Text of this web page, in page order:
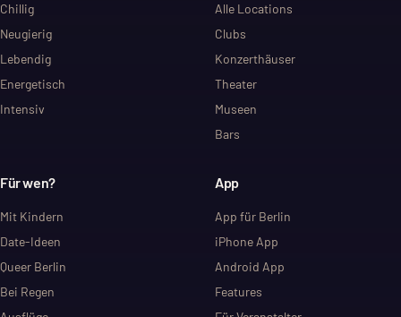
Chillig
Neugierig
Lebendig
Energetisch
Intensiv
Alle Locations
Clubs
Konzerthäuser
Theater
Museen
Bars
Für wen?
Mit Kindern
Date-Ideen
Queer Berlin
Bei Regen
App
App für Berlin
iPhone App
Android App
Features